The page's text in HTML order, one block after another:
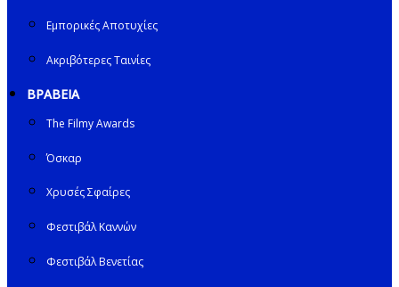
Εμπορικές Αποτυχίες
Ακριβότερες Ταινίες
ΒΡΑΒΕΙΑ
The Filmy Awards
Όσκαρ
Χρυσές Σφαίρες
Φεστιβάλ Καννών
Φεστιβάλ Βενετίας